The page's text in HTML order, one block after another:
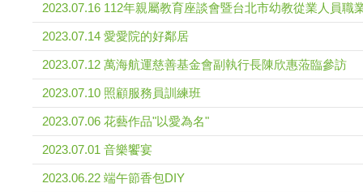
2023.07.16 112年親屬教育座談會暨台北市幼教從業人員職
2023.07.14 愛愛院的好鄰居
2023.07.12 萬海航運慈善基金會副執行長陳欣惠蒞臨參訪
2023.07.10 照顧服務員訓練班
2023.07.06 花藝作品"以愛為名"
2023.07.01 音樂饗宴
2023.06.22 端午節香包DIY